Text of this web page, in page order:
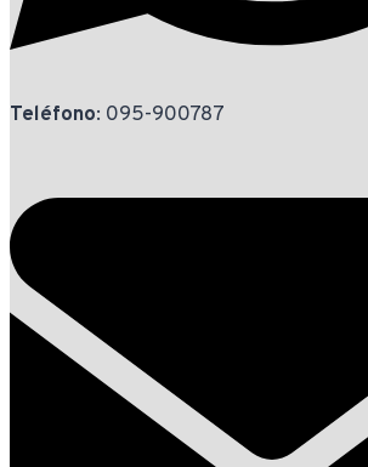
Teléfono: 095-900787